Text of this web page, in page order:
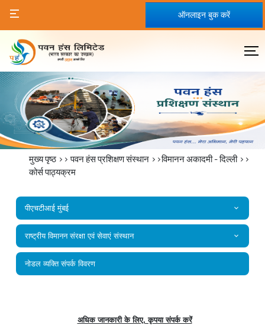
ऑनलाइन बुक करें
मुख्य पृष्ठ >>पवन हंस प्रशिक्षण संस्थान >>विमानन अकादमी - दिल्ली >>
कोर्स पाठ्यक्रम
पीएचटीआई मुंबई
राष्‍ट्रीय विमानन संरक्षा एवं सेवाएं संस्‍थान
नोडल व्यक्ति संपर्क विवरण
अधिक जानकारी के लिए, कृपया संपर्क करें